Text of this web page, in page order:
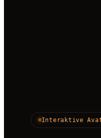
Interaktive